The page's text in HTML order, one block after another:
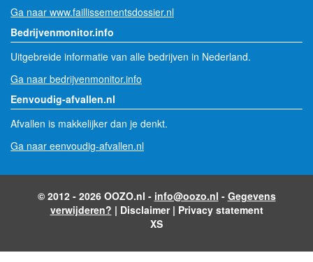
Ga naar www.faillissementsdossier.nl
Bedrijvenmonitor.info
Uitgebreide informatie van alle bedrijven in Nederland.
Ga naar bedrijvenmonitor.info
Eenvoudig-afvallen.nl
Afvallen is makkelijker dan je denkt.
Ga naar eenvoudig-afvallen.nl
© 2012 - 2026 OOZO.nl - info@oozo.nl - Gegevens
verwijderen? | Disclaimer| Privacy statement
XS